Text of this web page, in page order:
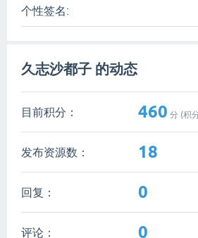
个性签名:
久志沙都子 的动态
目前积分： 460 分 (积
发布资源数： 18
回复： 0
评论： 0